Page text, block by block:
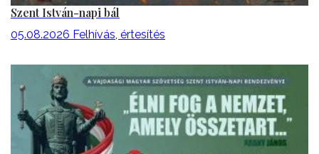
Szent István-napi bál
05.08.2026 Felhívás, értesítés